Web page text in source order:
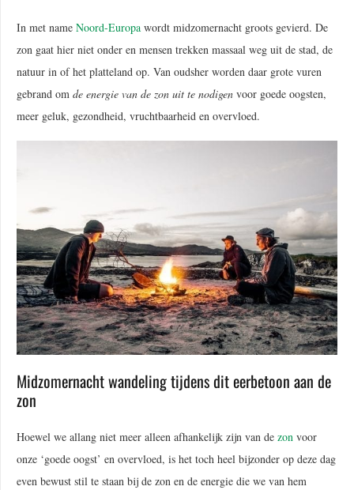
In met name Noord-Europa wordt midzomernacht groots gevierd. De
zon gaat hier niet onder en mensen trekken massaal weg uit de stad, de
natuur in of het platteland op. Van oudsher worden daar grote vuren
gebrand om de energie van de zon uit te nodigen voor goede oogsten,
meer geluk, gezondheid, vruchtbaarheid en overvloed.
Midzomernacht wandeling tijdens dit eerbetoon aan de
zon
Hoewel we allang niet meer alleen afhankelijk zijn van de zon voor
onze ‘goede oogst’ en overvloed, is het toch heel bijzonder op deze dag
even bewust stil te staan bij de zon en de energie die we van hem